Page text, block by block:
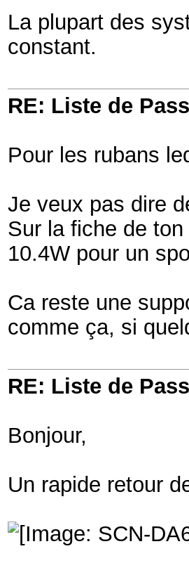
La plupart des
constant.
RE: Liste de
Pour les rubans
Je veux pas dire
Sur la fiche de
10.4W pour un
Ca reste une
comme ça, si
RE: Liste de
Bonjour,
Un rapide retour